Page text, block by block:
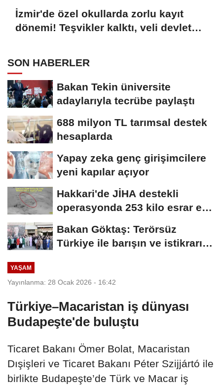
İzmir'de özel okullarda zorlu kayıt
dönemi! Teşvikler kalktı, veli devlet
SON HABERLER
Bakan Tekin üniversite
adaylarıyla tecrübe paylaştı
688 milyon TL tarımsal destek
hesaplarda
Yapay zeka genç girişimcilere
yeni kapılar açıyor
Hakkari'de JİHA destekli
operasyonda 253 kilo esrar ele
Bakan Göktaş: Terörsüz
Türkiye ile barışın ve istikrarın
YAŞAM
Yayınlanma: 28 Ocak 2026 - 16:42
Türkiye–Macaristan iş dünyası
Budapeşte'de buluştu
Ticaret Bakanı Ömer Bolat, Macaristan
Dışişleri ve Ticaret Bakanı Péter Szijjártó ile
birlikte Budapeşte’de Türk ve Macar iş